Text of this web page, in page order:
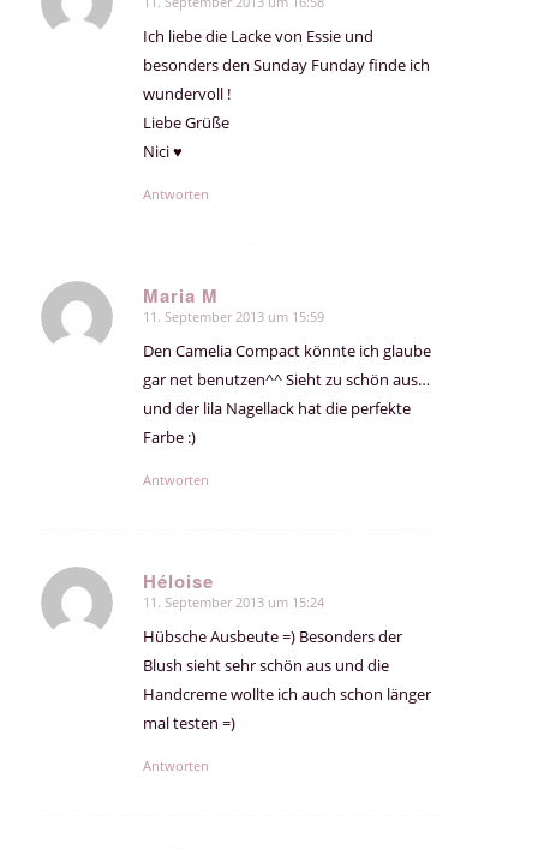
sagte:
Ich liebe die Lacke von Essie und
besonders den Sunday Funday finde ich
wundervoll !
Liebe Grüße
Nici ♥
Antworten
Maria M
sagte:
11. September 2013 um 15:59
Den Camelia Compact könnte ich glaube
gar net benutzen^^ Sieht zu schön aus…
und der lila Nagellack hat die perfekte
Farbe :)
Antworten
Héloise
sagte:
11. September 2013 um 15:24
Hübsche Ausbeute =) Besonders der
Blush sieht sehr schön aus und die
Handcreme wollte ich auch schon länger
mal testen =)
Antworten